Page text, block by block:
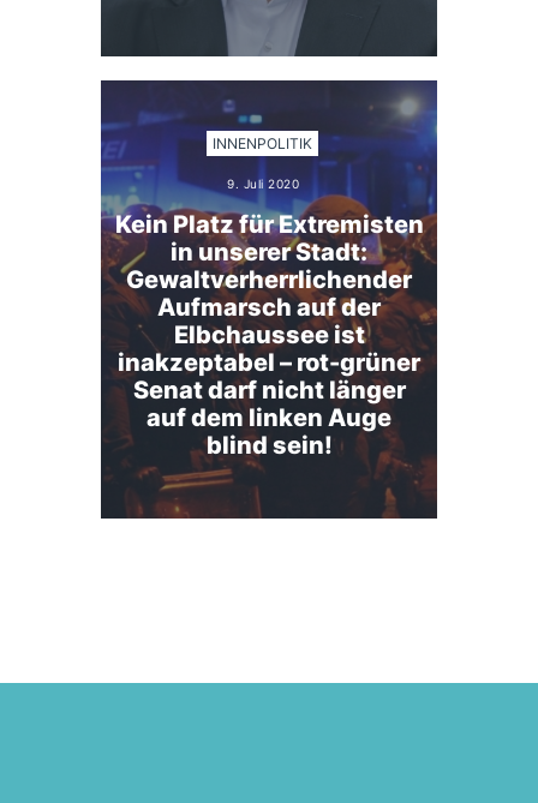
INNENPOLITIK
9. Juli 2020
Kein Platz für Extremisten
in unserer Stadt:
Gewaltverherrlichender
Aufmarsch auf der
Elbchaussee ist
inakzeptabel – rot-grüner
Senat darf nicht länger
auf dem linken Auge
blind sein!